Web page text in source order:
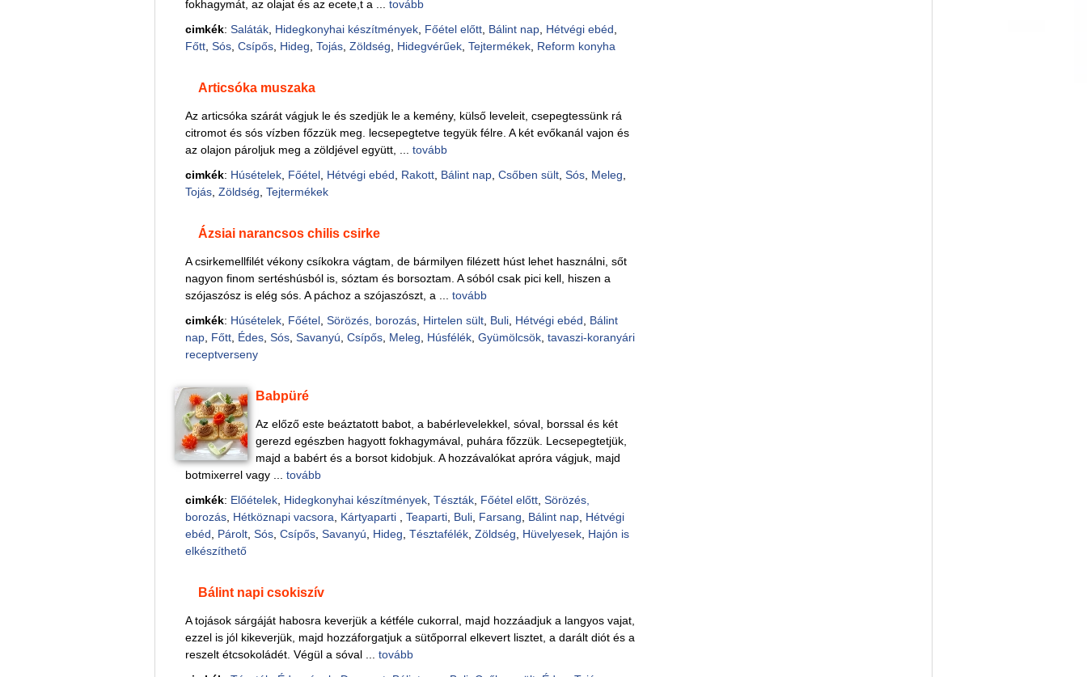
fokhagymát, az olajat és az ecete,t a ... tovább
cimkék: Saláták, Hidegkonyhai készítmények, Főétel előtt, Bálint nap, Hétvégi ebéd
Főtt, Sós, Csípős, Hideg Tojás, Zöldség Hidegvérűek, Tejtermékek, Reform konyha
Articsóka muszaka
Az articsóka szárát vágjuk le és szedjük le a kemény, külső leveleit, csepegtessünk rá
citromot és sós vízben főzzük meg. lecsepegtetve tegyük félre. A két evőkanál vajon és
az olajon pároljuk meg a zöldjével együtt, ... tovább
cimkék: Húsételek, Főétel, Hétvégi ebéd Rakott, Bálint nap, Csőben sült, Sós, Meleg
Tojás, Zöldség Tejtermékek
Ázsiai narancsos chilis csirke
A csirkemellfilét vékony csíkokra vágtam, de bármilyen filézett húst lehet használni, sőt
nagyon finom sertéshúsból is, sóztam és borsoztam. A sóból csak pici kell, hiszen a
szójaszósz is elég sós. A páchoz a szójaszószt, a ... tovább
cimkék: Húsételek, Főétel, Sörözés, borozás, Hirtelen sült, Buli, Hétvégi ebéd
Bálint
nap, Főtt, Édes, Sós, Savanyú Csípős, Meleg Húsfélék, Gyümölcsök, tavaszi-koranyári
receptverseny
Babpüré
Az előző este beáztatott babot, a babérlevelekkel, sóval, borssal és két
gerezd egészben hagyott fokhagymával, puhára főzzük. Lecsepegtetjük,
majd a babért és a borsot kidobjuk. A hozzávalókat apróra vágjuk, majd
botmixerrel vagy ... tovább
cimkék: Előételek, Hidegkonyhai készítmények, Tészták, Főétel előtt, Sörözés,
borozás, Hétköznapi vacsora Kártyaparti Teaparti, Buli, Farsang Bálint nap, Hétvégi
ebéd
Párolt, Sós, Csípős, Savanyú Hideg Tésztafélék, Zöldség Hüvelyesek, Hajón is
elkészíthető
Bálint napi csokiszív
A tojások sárgáját habosra keverjük a kétféle cukorral, majd hozzáadjuk a langyos vajat,
ezzel is jól kikeverjük, majd hozzáforgatjuk a sütőporral elkevert lisztet, a darált diót és a
reszelt étcsokoládét. Végül a sóval ... tovább